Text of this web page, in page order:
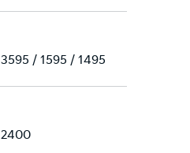
3595 / 1595 / 1495
2400